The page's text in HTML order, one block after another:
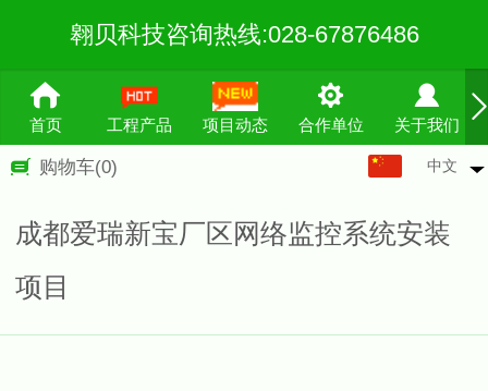
翱贝科技咨询热线:028-67876486
首页 工程产品 项目动态 合作单位 关于我们
购物车(0) 中文
成都爱瑞新宝厂区网络监控系统安装
项目